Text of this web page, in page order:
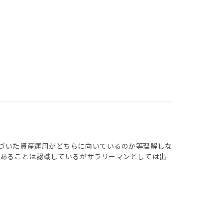
た資産運用がどちらに向いているのか等理解しな
ることは認識しているがサラリーマンとしては出